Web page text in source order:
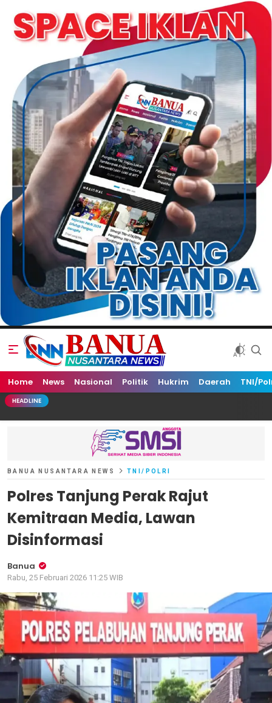
Banua Nusantara News
Home News Nasional Politik Hukrim Daerah TNI/
HEADLINE
BANUA NUSANTARA NEWS TNI/POLRI
Polres Tanjung Perak Rajut
Kemitraan Media, Lawan
Disinformasi
Banua
Rabu, 25 Februari 2026 11:25 WIB